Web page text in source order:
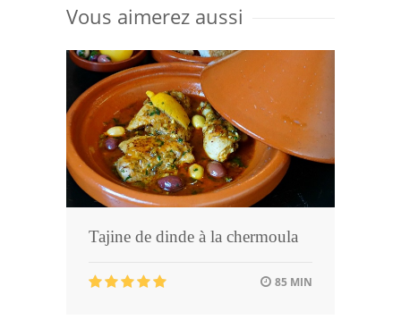
Vous aimerez aussi
Tajine de dinde à la chermoula
85 MIN